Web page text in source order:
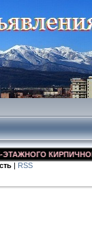
КИРПИЧНОГО
| RSS